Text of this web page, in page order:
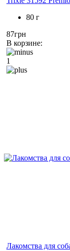
80 г
87грн
В корзине:
1
Лакомства для